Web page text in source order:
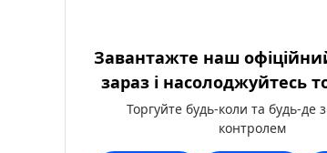
Завантажте наш
зараз і насолоджуйтесь
Торгуйте будь-коли та будь-де
контролем